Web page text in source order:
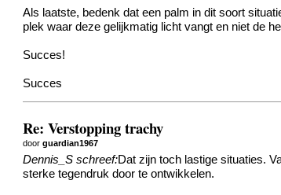
Als laatste, bedenk dat een palm in dit soort
plek waar deze gelijkmatig licht vangt en niet de
Succes!
Succes
Re: Verstopping trachy
doorguardian1967
Dennis_S schreef:Dat zijn toch lastige situaties.
sterke tegendruk door te ontwikkelen.